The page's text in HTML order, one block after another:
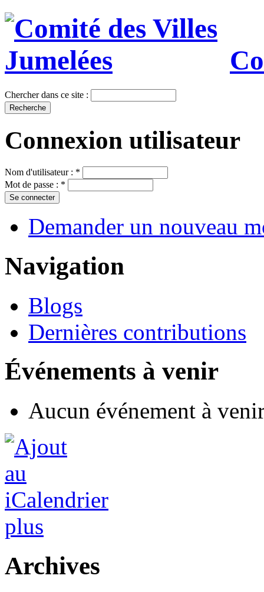
Chercher dans ce site :
Connexion utilisateur
Nom d'utilisateur : *
Mot de passe : *
Demander un nouveau
Navigation
Blogs
Dernières contributions
Événements à venir
Aucun événement à
plus
Archives